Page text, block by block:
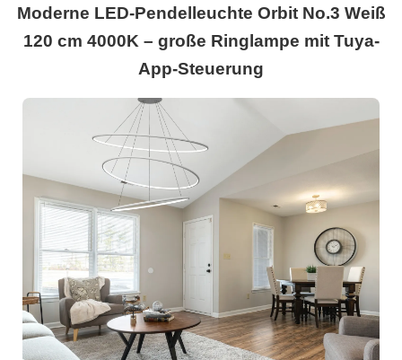
Moderne LED-Pendelleuchte Orbit No.3 Weiß
120 cm 4000K – große Ringlampe mit Tuya-
App-Steuerung